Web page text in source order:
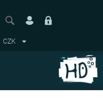
obsah
CZK